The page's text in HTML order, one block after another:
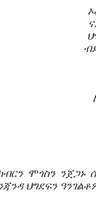
ሞጎስን ንጀጋኑ
ህግደፍን